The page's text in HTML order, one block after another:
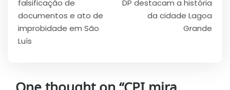
Post
falsificação de
documentos e ato de
improbidade em São
Luís
DP destacam a história
da cidade Lagoa
Grande